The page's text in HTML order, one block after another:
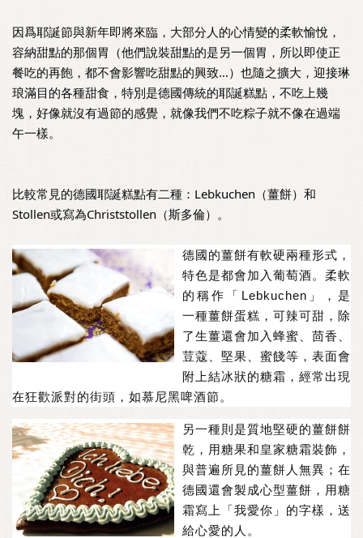
因爲耶誕節與新年即將來臨，大部分人的心情變的柔軟愉悅，
容納甜點的那個胃（他們說裝甜點的是另一個胃，所以即使正
餐吃的再飽，都不會影響吃甜點的興致…）也隨之擴大，迎接琳
琅滿目的各種甜食，特別是德國傳統的耶誕糕點，不吃上幾
塊，好像就沒有過節的感覺，就像我們不吃粽子就不像在過端
午一樣。
比較常見的德國耶誕糕點有二種：Lebkuchen（薑餅）和
Stollen或寫為Christstollen（斯多倫）。
德國的薑餅有軟硬兩種形式，
特色是都會加入葡萄酒。柔軟
的稱作「Lebkuchen」，是
一種薑餅蛋糕，可辣可甜，除
了生薑還會加入蜂蜜、茴香、
荳蔻、堅果、蜜餞等，表面會
附上結冰狀的糖霜，經常出現
在狂歡派對的街頭，如慕尼黑啤酒節。
另一種則是質地堅硬的薑餅餅
乾，用糖果和皇家糖霜裝飾，
與普遍所見的薑餅人無異；在
德國還會製成心型薑餅，用糖
霜寫上「我愛你」的字樣，送
給心愛的人。